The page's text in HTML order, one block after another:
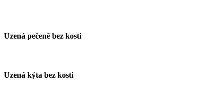
Uzená pečeně bez kosti
Uzená kýta bez kosti